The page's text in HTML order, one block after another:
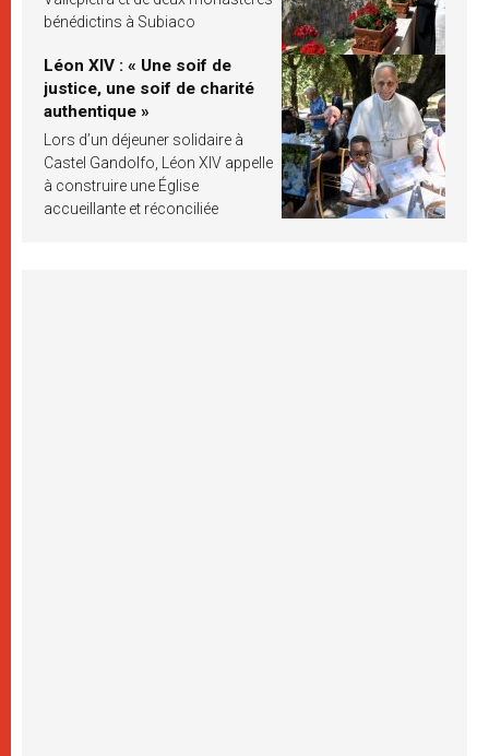
bénédictins à Subiaco
Léon XIV : « Une soif de
justice, une soif de charité
authentique »
Lors d’un déjeuner solidaire à
Castel Gandolfo, Léon XIV appelle
à construire une Église
accueillante et réconciliée